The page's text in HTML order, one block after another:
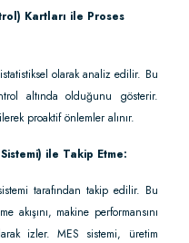
Kartları ile Proses
olarak analiz edilir. Bu
altında olduğunu gösterir.
proaktif önlemler alınır.
ile Takip Etme:
tarafından takip edilir. Bu
akışını, makine performansını
izler. MES sistemi, üretim